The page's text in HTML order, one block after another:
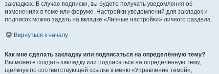
закладках. В случае подписки, вы будете получать уведомления об
изменениях в теме или форуме. Настройки уведомлений для закладок и
подписок можно задать на вкладке «Личные настройки» личного раздела.
Вернуться к началу
Как мне сделать закладку или подписаться на определённую тему?
Вы можете создать закладку или подписаться на определённую тему,
щёлкнув по соответствующей ссылке в меню «Управление темой»,